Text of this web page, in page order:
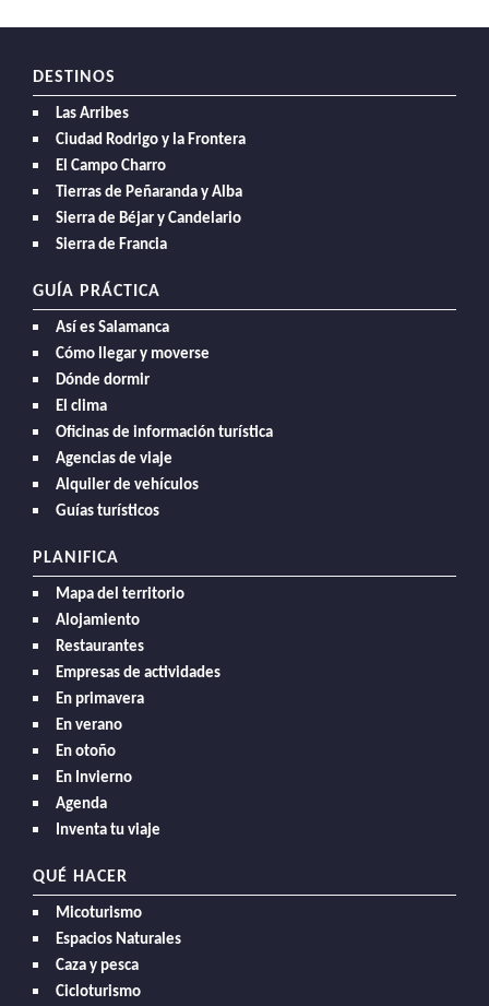
DESTINOS
Las Arribes
Ciudad Rodrigo y la Frontera
El Campo Charro
Tierras de Peñaranda y Alba
Sierra de Béjar y Candelario
Sierra de Francia
GUÍA PRÁCTICA
Así es Salamanca
Cómo llegar y moverse
Dónde dormir
El clima
Oficinas de información turística
Agencias de viaje
Alquiler de vehículos
Guías turísticos
PLANIFICA
Mapa del territorio
Alojamiento
Restaurantes
Empresas de actividades
En primavera
En verano
En otoño
En Invierno
Agenda
Inventa tu viaje
QUÉ HACER
Micoturismo
Espacios Naturales
Caza y pesca
Cicloturismo